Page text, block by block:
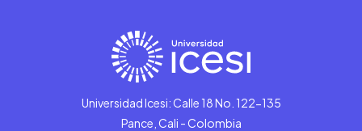
Universidad Icesi: Calle 18 No. 122-135
Pance, Cali - Colombia